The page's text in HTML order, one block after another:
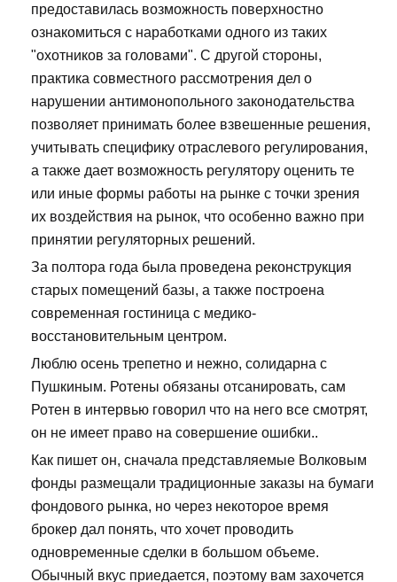
предоставилась возможность поверхностно
ознакомиться с наработками одного из таких
"охотников за головами". С другой стороны,
практика совместного рассмотрения дел о
нарушении антимонопольного законодательства
позволяет принимать более взвешенные решения,
учитывать специфику отраслевого регулирования,
а также дает возможность регулятору оценить те
или иные формы работы на рынке с точки зрения
их воздействия на рынок, что особенно важно при
принятии регуляторных решений.
За полтора года была проведена реконструкция
старых помещений базы, а также построена
современная гостиница с медико-
восстановительным центром.
Люблю осень трепетно и нежно, солидарна с
Пушкиным. Ротены обязаны отсанировать, сам
Ротен в интервью говорил что на него все смотрят,
он не имеет право на совершение ошибки..
Как пишет он, сначала представляемые Волковым
фонды размещали традиционные заказы на бумаги
фондового рынка, но через некоторое время
брокер дал понять, что хочет проводить
одновременные сделки в большом объеме.
Обычный вкус приедается, поэтому вам захочется